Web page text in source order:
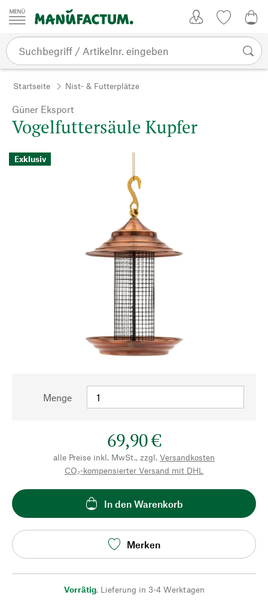
Zum Inhalt springen
Startseite Nist- & Futterplätze
Güner Eksport
Vogelfuttersäule Kupfer
Exklusiv
Menge
69,90 €
alle Preise inkl. MwSt., zzgl. Versandkosten
CO₂-kompensierter Versand mit DHL
In den Warenkorb
Merken
Vorrätig, Lieferung in 3-4 Werktagen